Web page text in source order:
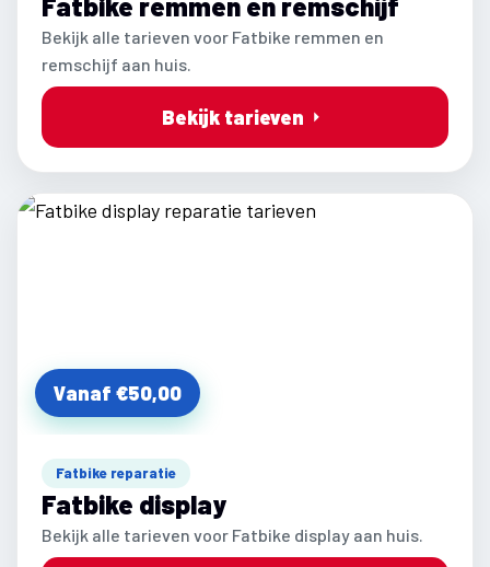
Bekijk alle tarieven voor Fatbike remmen en
remschijf aan huis.
Bekijk tarieven
Vanaf €50,00
Fatbike reparatie
Fatbike display
Bekijk alle tarieven voor Fatbike display aan huis.